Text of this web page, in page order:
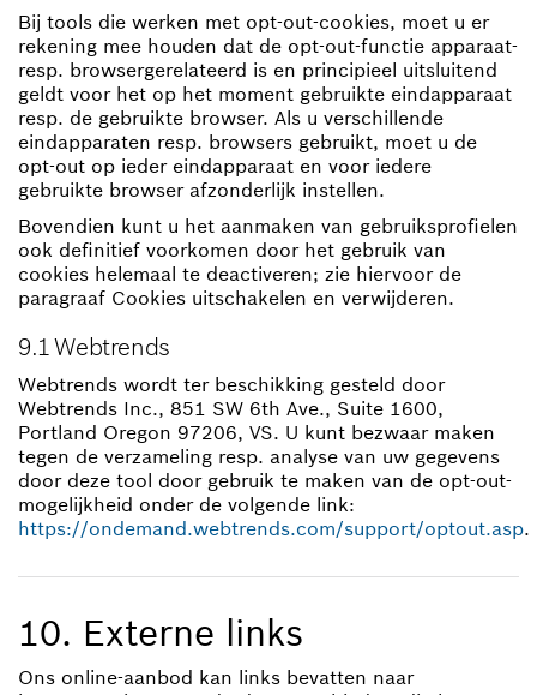
Bij tools die werken met opt-out-cookies, moet u er
rekening mee houden dat de opt-out-functie apparaat-
resp. browsergerelateerd is en principieel uitsluitend
geldt voor het op het moment gebruikte eindapparaat
resp. de gebruikte browser. Als u verschillende
eindapparaten resp. browsers gebruikt, moet u de
opt-out op ieder eindapparaat en voor iedere
gebruikte browser afzonderlijk instellen.
Bovendien kunt u het aanmaken van gebruiksprofielen
ook definitief voorkomen door het gebruik van
cookies helemaal te deactiveren; zie hiervoor de
paragraaf Cookies uitschakelen en verwijderen.
9.1 Webtrends
Webtrends wordt ter beschikking gesteld door
Webtrends Inc., 851 SW 6th Ave., Suite 1600,
Portland Oregon 97206, VS. U kunt bezwaar maken
tegen de verzameling resp. analyse van uw gegevens
door deze tool door gebruik te maken van de opt-out-
mogelijkheid onder de volgende link:
https://ondemand.webtrends.com/support/optout.asp.
10. Externe links
Ons online-aanbod kan links bevatten naar